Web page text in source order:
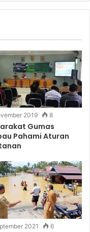
2019 8
Gumas
Pahami Aturan
2021 6